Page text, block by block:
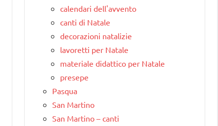
calendari dell'avvento
canti di Natale
decorazioni natalizie
lavoretti per Natale
materiale didattico per Natale
presepe
Pasqua
San Martino
San Martino – canti